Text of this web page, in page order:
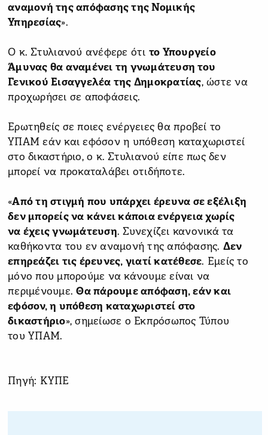
αναμονή της απόφασης της Νομικής
Υπηρεσίας».
Ο κ. Στυλιανού ανέφερε ότι το Υπουργείο
Άμυνας θα αναμένει τη γνωμάτευση του
Γενικού Εισαγγελέα της Δημοκρατίας, ώστε να
προχωρήσει σε αποφάσεις.
Ερωτηθείς σε ποιες ενέργειες θα προβεί το
ΥΠΑΜ εάν και εφόσον η υπόθεση καταχωριστεί
στο δικαστήριο, ο κ. Στυλιανού είπε πως δεν
μπορεί να προκαταλάβει οτιδήποτε.
«Από τη στιγμή που υπάρχει έρευνα σε εξέλιξη
δεν μπορείς να κάνει κάποια ενέργεια χωρίς
να έχεις γνωμάτευση. Συνεχίζει κανονικά τα
καθήκοντα του εν αναμονή της απόφασης. Δεν
επηρεάζει τις έρευνες, γιατί κατέθεσε. Εμείς το
μόνο που μπορούμε να κάνουμε είναι να
περιμένουμε.Θα πάρουμε απόφαση, εάν και
εφόσον, η υπόθεση καταχωριστεί στο
δικαστήριο», σημείωσε ο Εκπρόσωπος Τύπου
του ΥΠΑΜ.
Πηγή: ΚΥΠΕ